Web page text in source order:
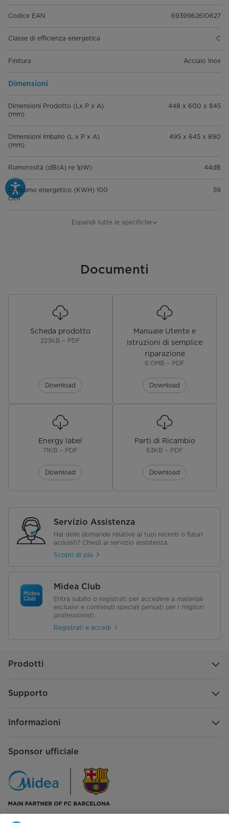
Codice EAN 6939962610627
Classe di efficienza energetica C
Finitura Acciaio Inox
Dimensioni
Dimensioni Prodotto (Lx P x A)
(mm)
448 x 600 x 845
Dimensioni Imballo (L x P x A)
(mm)
495 x 645 x 890
Rumorosità (dB(A) re 1pW) 44dB
Consumo energetico (KWH) 100
cicli
59
Consumo Acqua (L) cicloEspandi tutte le specifiche
Documenti
Scheda prodotto
223KB – PDF
Download
Manuale Utente e
Istruzioni di semplice
riparazione
6.0MB – PDF
Download
Energy label
71KB – PDF
Download
Parti di Ricambio
63KB – PDF
Download
Servizio Assistenza
Hai delle domande relative ai tuoi recenti o futuri
acquisti? Chiedi al servizio assistenza.
Scopri di più
Midea Club
Entra subito o registrati per accedere a materiali
esclusivi e contenuti speciali pensati per i migliori
professionisti.
Registrati e accedi
Prodotti
Supporto
Informazioni
Sponsor ufficiale